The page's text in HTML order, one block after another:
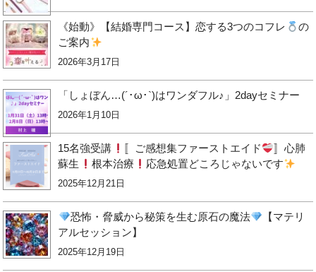
《始動》【結婚専門コース】恋する3つのコフレ
の
ご案内
2026年3月17日
「しょぼん…(´･ω･`)はワンダフル♪」2dayセミナー
2026年1月10日
15名強受講 〚ご感想集ファーストエイド
〛心肺
蘇生
根本治療 応急処置どころじゃないです
2025年12月21日
恐怖・脅威から秘策を生む原石の魔法
【マテリ
アルセッション】
2025年12月19日